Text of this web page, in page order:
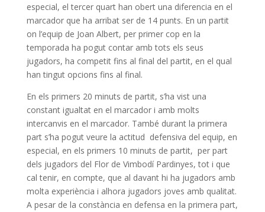
especial, el tercer quart han obert una diferencia en el
marcador que ha arribat ser de 14 punts. En un partit
on l’equip de Joan Albert, per primer cop en la
temporada ha pogut contar amb tots els seus
jugadors, ha competit fins al final del partit, en el qual
han tingut opcions fins al final.
En els primers 20 minuts de partit, s’ha vist una
constant igualtat en el marcador i amb molts
intercanvis en el marcador. També durant la primera
part s’ha pogut veure la actitud defensiva del equip, en
especial, en els primers 10 minuts de partit, per part
dels jugadors del Flor de Vimbodí Pardinyes, tot i que
cal tenir, en compte, que al davant hi ha jugadors amb
molta experiència i alhora jugadors joves amb qualitat.
A pesar de la constància en defensa en la primera part,